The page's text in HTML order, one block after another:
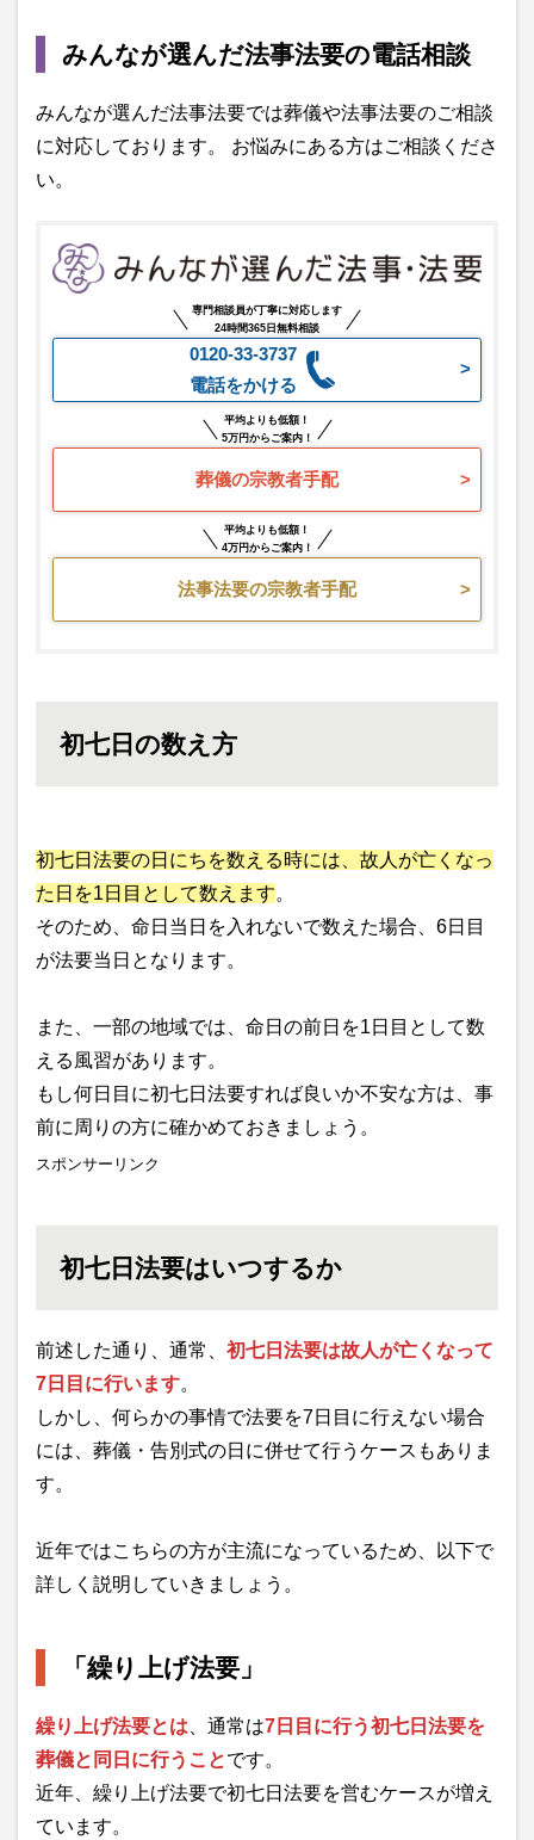
みんなが選んだ法事法要の電話相談
みんなが選んだ法事法要では葬儀や法事法要のご相談
に対応しております。 お悩みにある方はご相談くださ
い。
専門相談員が丁寧に対応します
24時間365日無料相談
0120-33-3737
電話をかける
平均よりも低額！
5万円からご案内！
葬儀の宗教者手配
平均よりも低額！
4万円からご案内！
法事法要の宗教者手配
初七日の数え方
初七日法要の日にちを数える時には、故人が亡くなっ
た日を1日目として数えます。
そのため、命日当日を入れないで数えた場合、6日目
が法要当日となります。
また、一部の地域では、命日の前日を1日目として数
える風習があります。
もし何日目に初七日法要すれば良いか不安な方は、事
前に周りの方に確かめておきましょう。
スポンサーリンク
初七日法要はいつするか
前述した通り、通常、 初七日法要は故人が亡くなって
7日目に行います。
しかし、何らかの事情で法要を7日目に行えない場合
には、葬儀・告別式の日に併せて行うケースもありま
す。
近年ではこちらの方が主流になっているため、以下で
詳しく説明していきましょう。
「繰り上げ法要」
繰り上げ法要とは 、通常は7日目に行う初七日法要を
葬儀と同日に行うことです。
近年、繰り上げ法要で初七日法要を営むケースが増え
ています。